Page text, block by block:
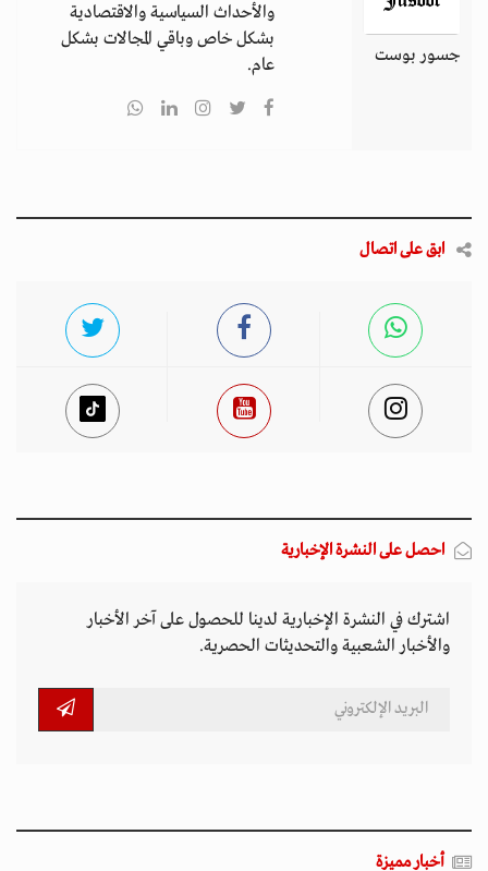
جسور بوست
والأحداث السياسية والاقتصادية
بشكل خاص وباقي المجالات بشكل
عام.
ابق على اتصال
احصل على النشرة الإخبارية
اشترك في النشرة الإخبارية لدينا للحصول على آخر الأخبار
والأخبار الشعبية والتحديثات الحصرية.
أخبار مميزة